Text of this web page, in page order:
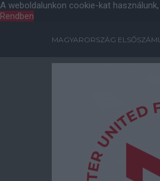
A weboldalunkon cookie-kat
Rendben
MAGYARORSZÁG